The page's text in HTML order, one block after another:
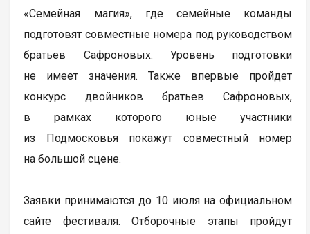
«Семейная магия», где семейные команды
подготовят совместные номера под руководством
братьев Сафроновых. Уровень подготовки
не имеет значения. Также впервые пройдет
конкурс двойников братьев Сафроновых,
в рамках которого юные участники
из Подмосковья покажут совместный номер
на большой сцене.
Заявки принимаются до 10 июля на официальном
сайте фестиваля. Отборочные этапы пройдут